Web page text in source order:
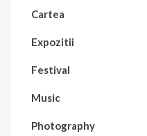
Cartea
Expozitii
Festival
Music
Photography